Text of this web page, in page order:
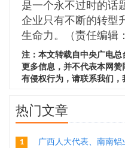
是一个永不过时的话
企业只有不断的转型
生命力。（责任编辑
注：本文转载自中央广电
更多信息，并不代表本网
有侵权行为，请联系我们，
热门文章
1 广西人大代表、南南铝业股份有限公